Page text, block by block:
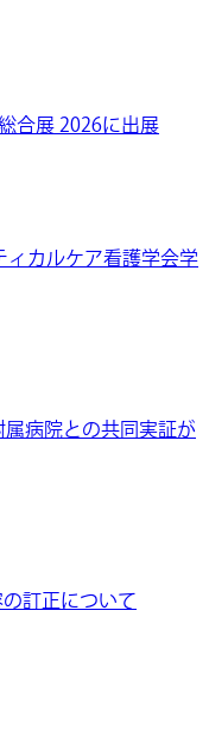
合展 2026に出展
カルケア看護学会学
病院との共同実証が
訂正について